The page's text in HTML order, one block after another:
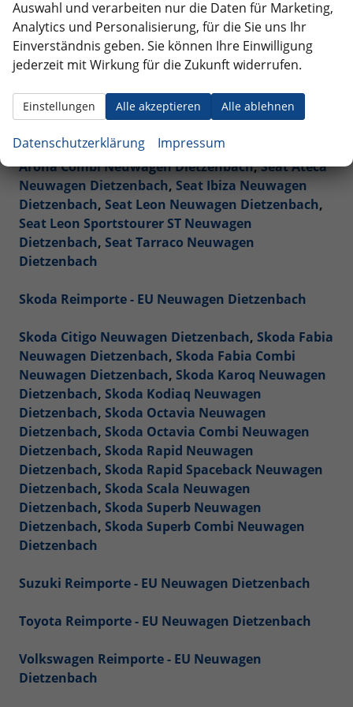
Peugeot Reimporte - EU Neuwagen Dietzenbach
Renault Reimporte - EU Neuwagen Dietzenbach
Seat Reimporte - EU Neuwagen Dietzenbach
Seat Alhambra Neuwagen Dietzenbach
Arona Combi Neuwagen Dietzenbach,Seat Ateca
Neuwagen Dietzenbach, Seat Ibiza Neuwagen
Dietzenbach, Seat Leon Neuwagen Dietzenbach,
Seat Leon Sportstourer ST Neuwagen
Dietzenbach, Seat Tarraco Neuwagen
Dietzenbach
Skoda Reimporte - EU Neuwagen Dietzenbach
Skoda Citigo Neuwagen Dietzenbach, Skoda Fabia
Neuwagen Dietzenbach, Skoda Fabia Combi
Neuwagen Dietzenbach, Skoda Karoq Neuwagen
Dietzenbach, Skoda Kodiaq Neuwagen
Dietzenbach, Skoda Octavia Neuwagen
Dietzenbach, Skoda Octavia Combi Neuwagen
Dietzenbach, Skoda Rapid Neuwagen
Dietzenbach, Skoda Rapid Spaceback Neuwagen
Dietzenbach, Skoda Scala Neuwagen
Dietzenbach, Skoda Superb Neuwagen
Dietzenbach, Skoda Superb Combi Neuwagen
Dietzenbach
Suzuki Reimporte - EU Neuwagen Dietzenbach
Toyota Reimporte - EU Neuwagen Dietzenbach
Volkswagen Reimporte - EU Neuwagen
Dietzenbach
Auswahl und verarbeiten nur die Daten für Marketing,
Analytics und Personalisierung, für die Sie uns Ihr
Einverständnis geben. Sie können Ihre Einwilligung
jederzeit mit Wirkung für die Zukunft widerrufen.
Alle akzeptieren Alle ablehnen
Einstellungen
Datenschutzerklärung Impressum